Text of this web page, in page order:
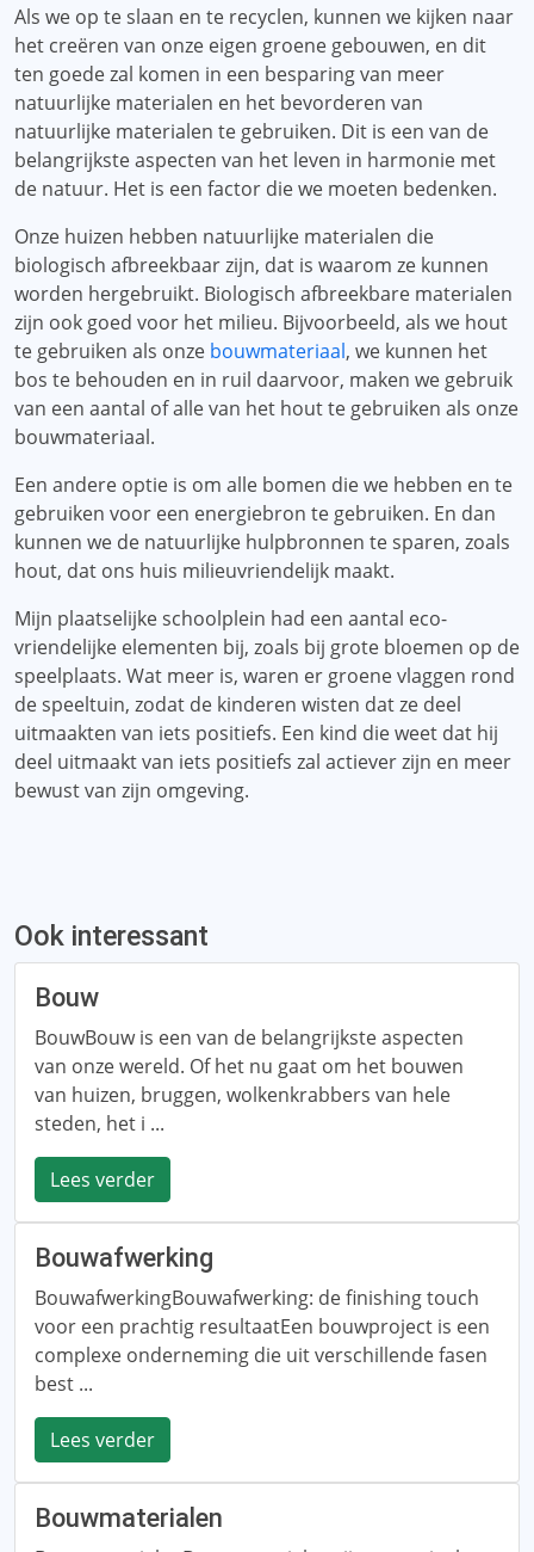
Als we op te slaan en te recyclen, kunnen we kijken naar
het creëren van onze eigen groene gebouwen, en dit
ten goede zal komen in een besparing van meer
natuurlijke materialen en het bevorderen van
natuurlijke materialen te gebruiken. Dit is een van de
belangrijkste aspecten van het leven in harmonie met
de natuur. Het is een factor die we moeten bedenken.
Onze huizen hebben natuurlijke materialen die
biologisch afbreekbaar zijn, dat is waarom ze kunnen
worden hergebruikt. Biologisch afbreekbare materialen
zijn ook goed voor het milieu. Bijvoorbeeld, als we hout
te gebruiken als onze bouwmateriaal, we kunnen het
bos te behouden en in ruil daarvoor, maken we gebruik
van een aantal of alle van het hout te gebruiken als onze
bouwmateriaal.
Een andere optie is om alle bomen die we hebben en te
gebruiken voor een energiebron te gebruiken. En dan
kunnen we de natuurlijke hulpbronnen te sparen, zoals
hout, dat ons huis milieuvriendelijk maakt.
Mijn plaatselijke schoolplein had een aantal eco-
vriendelijke elementen bij, zoals bij grote bloemen op de
speelplaats. Wat meer is, waren er groene vlaggen rond
de speeltuin, zodat de kinderen wisten dat ze deel
uitmaakten van iets positiefs. Een kind die weet dat hij
deel uitmaakt van iets positiefs zal actiever zijn en meer
bewust van zijn omgeving.
Ook interessant
Bouw
BouwBouw is een van de belangrijkste aspecten
van onze wereld. Of het nu gaat om het bouwen
van huizen, bruggen, wolkenkrabbers van hele
steden, het i ...
Lees verder
Bouwafwerking
BouwafwerkingBouwafwerking: de finishing touch
voor een prachtig resultaatEen bouwproject is een
complexe onderneming die uit verschillende fasen
best ...
Lees verder
Bouwmaterialen